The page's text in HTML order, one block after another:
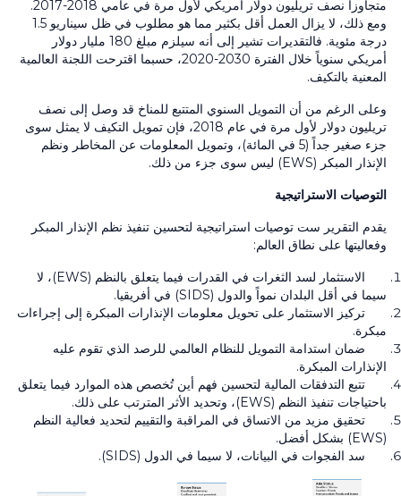
متجاوزاً نصف تريليون دولار أمريكي لأول مرة في عامي 2018-2017
.
ومع ذلك، لا يزال العمل أقل بكثير مما هو مطلوب في ظل سيناريو 1.5
درجة مئوية. فالتقديرات تشير إلى أنه سيلزم مبلغ 180 مليار دولار
أمريكي سنوياً خلال الفترة 2030-2020
، حسبما اقترحت اللجنة العالمية
المعنية بالتكيف.
وعلى الرغم من أن التمويل السنوي المتتبع للمناخ قد وصل إلى نصف
تريليون دولار لأول مرة في عام 2018، فإن تمويل التكيف لا يمثل سوى
جزء صغير جداً (5 في المائة)، وتمويل المعلومات عن المخاطر ونظم
الإنذار المبكر (EWS)
ليس سوى جزء من ذلك.
التوصيات الاستراتيجية
يقدم التقرير ست توصيات استراتيجية لتحسين تنفيذ نظم الإنذار المبكر
وفعاليتها على نطاق العالم:
الاستثمار لسد الثغرات في القدرات فيما يتعلق بالنظم (EWS)
، لا
سيما في أقل البلدان نمواً والدول (SIDS)
في أفريقيا.
تركيز الاستثمار على تحويل معلومات الإنذارات المبكرة إلى إجراءات
مبكرة.
ضمان استدامة التمويل للنظام العالمي للرصد الذي تقوم عليه
الإنذارات المبكرة.
تتبع التدفقات المالية لتحسين فهم أين تُخصص هذه الموارد فيما يتعلق
باحتياجات تنفيذ النظم (EWS)
، وتحديد الأثر المترتب على ذلك.
تحقيق مزيد من الاتساق في المراقبة والتقييم لتحديد فعالية النظم
(EWS)
بشكل أفضل.
سد الفجوات في البيانات، لا سيما في الدول (SIDS)
.